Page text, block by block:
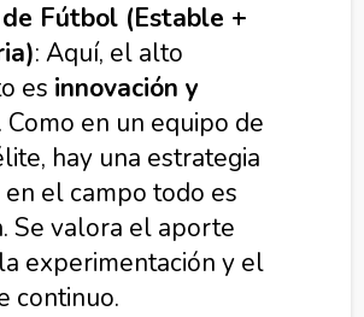
Fútbol (Estable +
: Aquí, el alto
es innovación y
. Como en un equipo de
hay una estrategia
el campo todo es
Se valora el aporte
experimentación y el
continuo.